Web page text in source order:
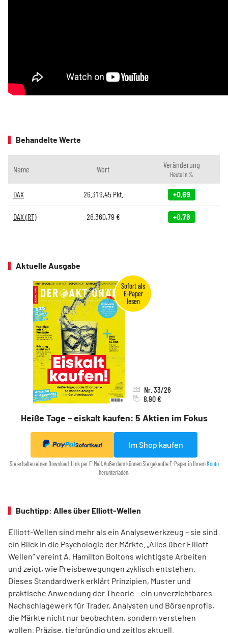
Behandelte Werte
Name Wert Veränderung
Heute in %
DAX 26.319,45Pkt. +0,69
DAX (RT) 26.360,79 € +0,78
Aktuelle Ausgabe
Heiße Tage – eiskalt kaufen: 5 Aktien im Fokus
Nr. 33/26
8,90 €
Sofortkauf Im Shop kaufen
Sie erhalten einen Download-Link per E-Mail. Außerdem können Sie gekaufte E-Paper in Ihrem Konto
herunterladen.
Buchtipp: Alles über Elliott-Wellen
Elliott-Wellen sind mehr als ein Analysewerkzeug – sie sind
ein Blick in die Psychologie der Märkte. „Alles über Elliott-
Wellen“ vereint A. Hamilton Boltons wichtigste Arbeiten
und zeigt, wie Preisbewegungen zyklisch entstehen.
Dieses Standardwerk erklärt Prinzipien, Muster und
praktische Anwendung der Theorie – ein unverzichtbares
Nachschlagewerk für Trader, Analysten und Börsenprofis,
die Märkte nicht nur beobachten, sondern verstehen
wollen. Präzise, tiefgründig und zeitlos aktuell.